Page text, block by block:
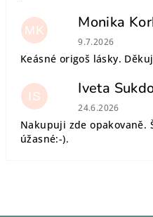
MK Monika
Hodnocení
9.7.2026
Keásné origoš lásky.
IS Iveta
Hodnocení
24.6.2026
Nakupuji zde opakovaně.
úžasné:-).